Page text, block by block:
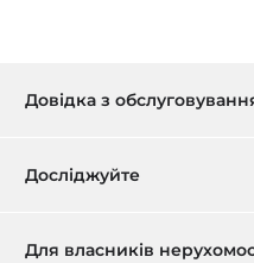
Довідка з
Керуйте бронюванням
Досліджуйте
Подарункова картка
Для власників